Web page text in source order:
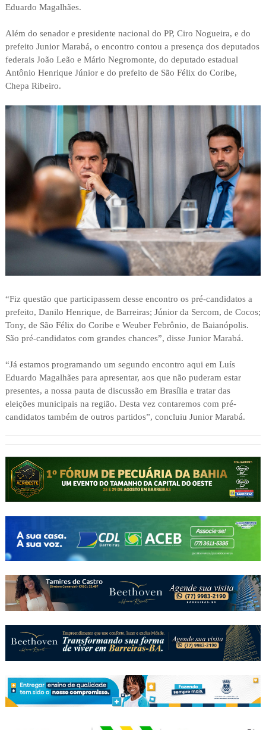
Eduardo Magalhães.
Além do senador e presidente nacional do PP, Ciro Nogueira, e do
prefeito Junior Marabá, o encontro contou a presença dos deputados
federais João Leão e Mário Negromonte, do deputado estadual
Antônio Henrique Júnior e do prefeito de São Félix do Coribe,
Chepa Ribeiro.
“Fiz questão que participassem desse encontro os pré-candidatos a
prefeito, Danilo Henrique, de Barreiras; Júnior da Sercom, de Cocos;
Tony, de São Félix do Coribe e Weuber Febrônio, de Baianópolis.
São pré-candidatos com grandes chances”, disse Junior Marabá.
“Já estamos programando um segundo encontro aqui em Luís
Eduardo Magalhães para apresentar, aos que não puderam estar
presentes, a nossa pauta de discussão em Brasília e tratar das
eleições municipais na região. Desta vez contaremos com pré-
candidatos também de outros partidos”, concluiu Junior Marabá.